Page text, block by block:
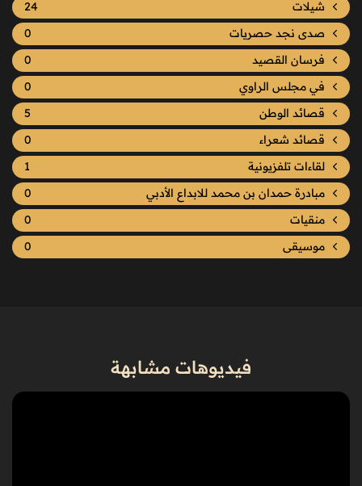
شيلات
24
صدى نجد حصريات
0
فرسان القصيد
0
في مجلس الراوي
0
قصائد الوطن
5
قصائد شعراء
0
لقاءات تلفزيونية
1
مبادرة حمدان بن محمد للابداع الأدبي
0
منقيات
0
موسيقى
0
فيديوهات مشابهة